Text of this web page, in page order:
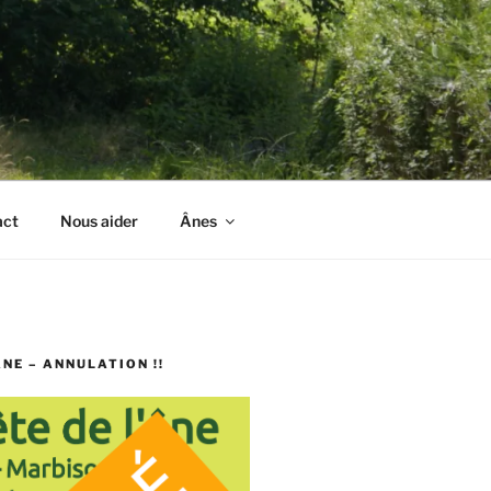
Nous aider Ânes
– ANNULATION !!